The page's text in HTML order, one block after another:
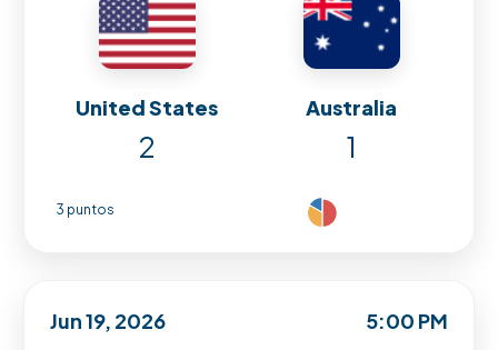
United States Australia
2 1
3 puntos
Jun 19, 2026 5:00 PM